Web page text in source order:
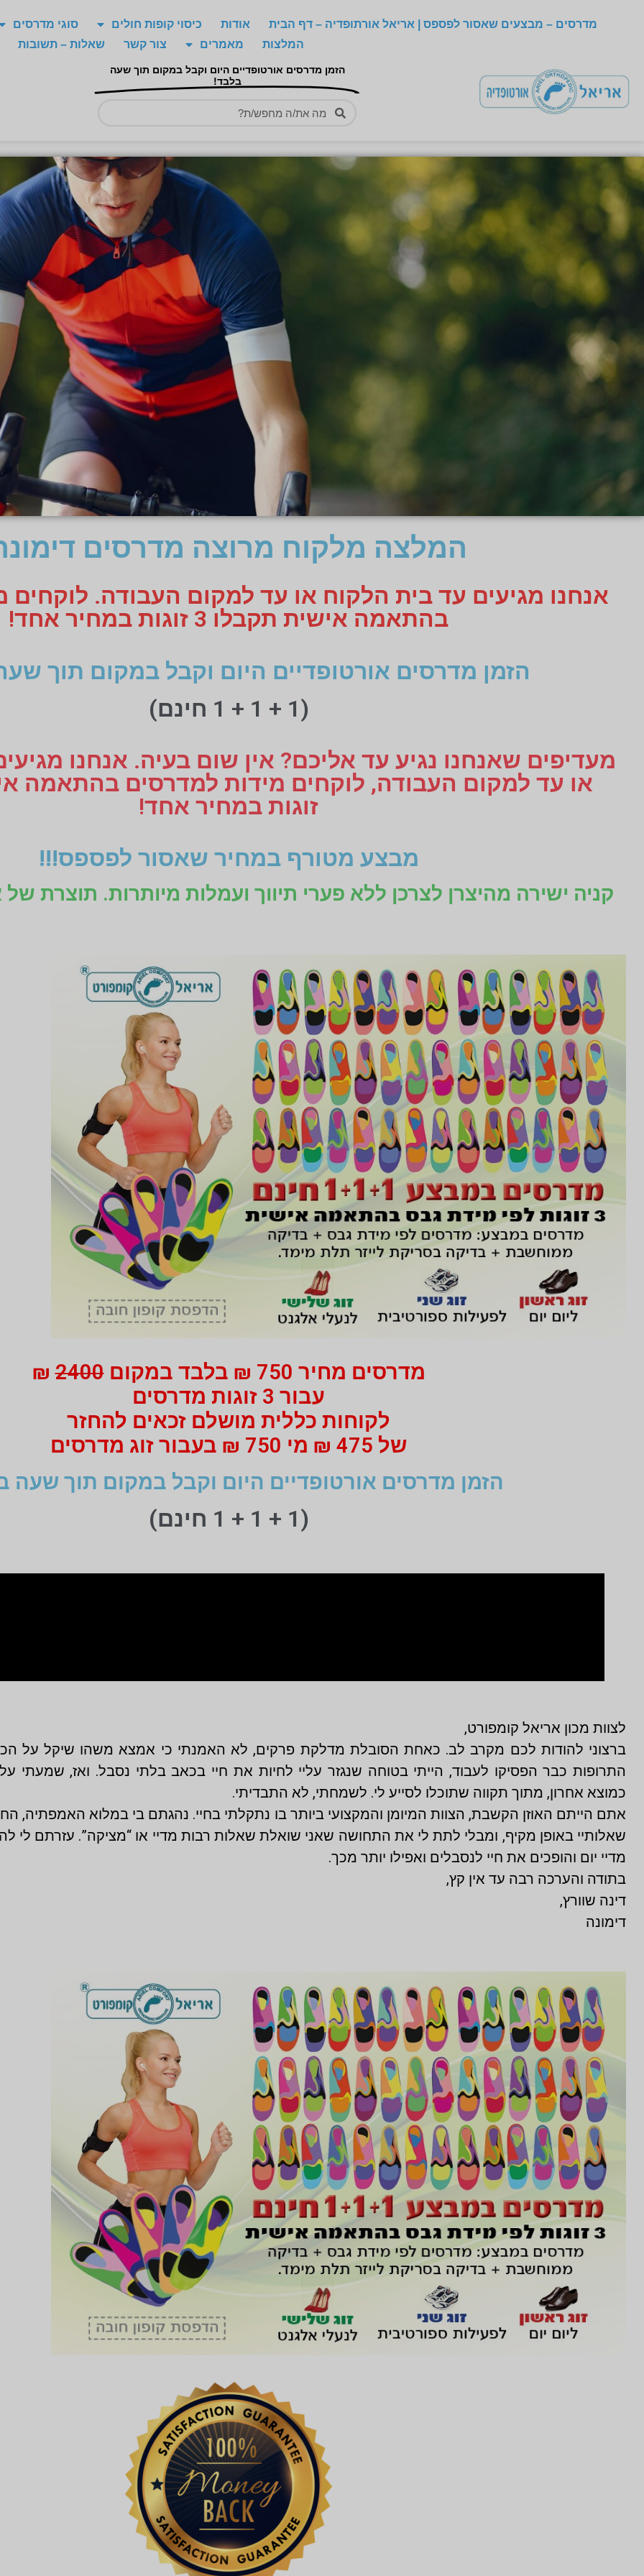
מדרסים – מבצעים שאסור לפספס | אריאל אורתופדיה – דף הבית אודות כיסוי קופות חולים
סוגי מדרסים
המלצות
מאמרים צור קשר שאלות – תשובות
הזמן מדרסים אורטופדיים היום וקבל במקום תוך שעה
בלבד!
המלצה מלקוח מרוצה מדרסים
אנחנו מגיעים עד בית הלקוח או עד למקום העבודה. לוקחים
בהתאמה אישית תקבלו 3 זוגות במחיר אחד!
הזמן מדרסים אורטופדיים היום וקבל במקום תוך
(1 + 1 + 1 חינם)
מעדיפים שאנחנו נגיע עד אליכם? אין שום בעיה. אנחנו
זוגות במחיר אחד!
מבצע מטורף במחיר שאסור לפספס!!!
קניה ישירה מהיצרן לצרכן ללא פערי תיווך ועמלות מיותרות. תוצרת
מדרסים מחיר 750 ₪ בלבד במקום 2400
₪
עבור 3 זוגות מדרסים
לקוחות כללית מושלם זכאים להחזר
של 475 ₪ מי 750 ₪ בעבור זוג מדרסים
הזמן מדרסים אורטופדיים היום וקבל במקום תוך שעה
(1 + 1 + 1 חינם)
לצוות מכון אריאל קומפורט,
ברצוני להודות לכם מקרב לב. כאחת הסובלת מדלקת פרקים, לא האמנתי כי אמצא משהו שיקל על
התרופות כבר הפסיקו לעבוד, הייתי בטוחה שנגזר עליי לחיות את חיי בכאב בלתי נסבל. ואז, שמעתי
כמוצא אחרון, מתוך תקווה שתוכלו לסייע לי. לשמחתי, לא התבדיתי.
אתם הייתם האוזן הקשבת, הצוות המיומן והמקצועי ביותר בו נתקלתי בחיי. נהגתם בי במלוא האמפתיה,
שאלותיי באופן מקיף, ומבלי לתת לי את התחושה שאני שואלת שאלות רבות מדיי או “מציקה”. עזרתם לי
מדיי יום והופכים את חיי לנסבלים ואפילו יותר מכך.
בתודה והערכה רבה עד אין קץ,
דינה שוורץ,
דימונה